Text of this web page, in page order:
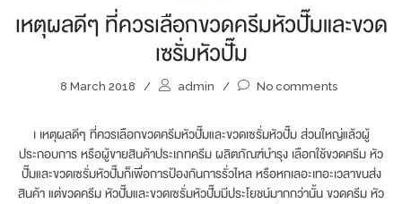
เหตุผลดีๆ ที่ควรเลือกขวดครีมหัวปั๊มและขวด
เซรั่มหัวปั๊ม
8 March 2018 / admin / No comments
เ เหตุผลดีๆ ที่ควรเลือกขวดครีมหัวปั๊มและขวดเซรั่มหัวปั๊ม ส่วนใหญ่แล้วผู้
ประกอบการ หรือผู้ขายสินค้าประเภทครีม ผลิตภัณฑ์บำรุง เลือกใช้ขวดครีม หัว
ปั๊มและขวดเซรั่มหัวปั๊มก็เพื่อการป้องกันการรั่วไหล หรือหกเลอะเทอะเวลาขนส่ง
สินค้า แต่ขวดครีม หัวปั๊มและขวดเซรั่มหัวปั๊มมีประโยชน์มากกว่านั้น ขวดครีม หัว